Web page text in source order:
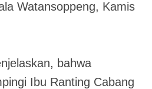
Watansoppeng, Kamis
bahwa
Ibu Ranting Cabang